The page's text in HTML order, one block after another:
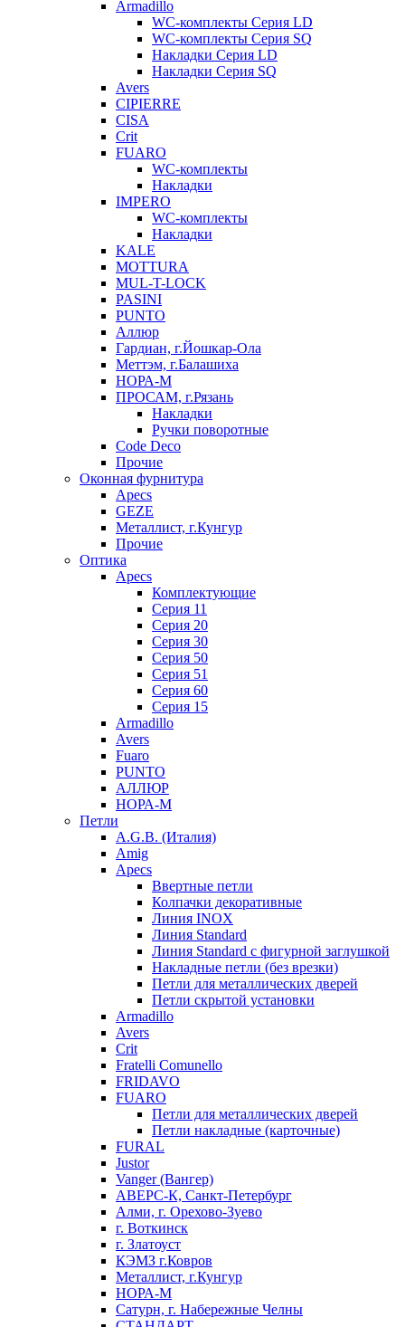
Armadillo
WC-комплекты Серия LD
WC-комплекты Серия SQ
Накладки Серия LD
Накладки Серия SQ
Avers
CIPIERRE
CISA
Crit
FUARO
WC-комплекты
Накладки
IMPERO
WC-комплекты
Накладки
KALE
MOTTURA
MUL-T-LOCK
PASINI
PUNTO
Аллюр
Гардиан, г.Йошкар-Ола
Меттэм, г.Балашиха
НОРА-М
ПРОСАМ, г.Рязань
Накладки
Ручки поворотные
Code Deco
Прочие
Оконная фурнитура
Apecs
GEZE
Металлист, г.Кунгур
Прочие
Оптика
Apecs
Комплектующие
Серия 11
Серия 20
Серия 30
Серия 50
Серия 51
Серия 60
Серия 15
Armadillo
Avers
Fuaro
PUNTO
АЛЛЮР
НОРА-М
Петли
A.G.B. (Италия)
Amig
Apecs
Ввертные петли
Колпачки декоративные
Линия INOX
Линия Standard
Линия Standard с фигурной заглушкой
Накладные петли (без врезки)
Петли для металлических дверей
Петли скрытой установки
Armadillo
Avers
Crit
Fratelli Comunello
FRIDAVO
FUARO
Петли для металлических дверей
Петли накладные (карточные)
FURAL
Justor
Vanger (Вангер)
АВЕРС-К, Санкт-Петербург
Алми, г. Орехово-Зуево
г. Воткинск
г. Златоуст
КЭМЗ г.Ковров
Металлист, г.Кунгур
НОРА-М
Сатурн, г. Набережные Челны